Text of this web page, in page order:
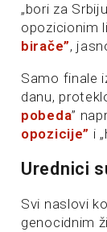
„bori za
opozicionim
birače”,
Samo finale
danu,
pobeda”
opozicije” i
Urednici
Svi naslovi
genocidnim